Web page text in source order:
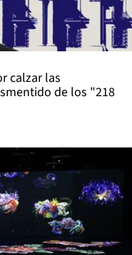
calzar las
de los "218